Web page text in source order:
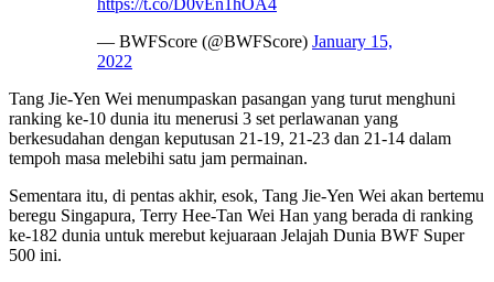
https://t.co/D0vEn1hOA4
— BWFScore (@BWFScore) January 15,
2022
Tang Jie-Yen Wei menumpaskan pasangan yang turut menghuni
ranking ke-10 dunia itu menerusi 3 set perlawanan yang
berkesudahan dengan keputusan 21-19, 21-23 dan 21-14 dalam
tempoh masa melebihi satu jam permainan.
Sementara itu, di pentas akhir, esok, Tang Jie-Yen Wei akan bertemu
beregu Singapura, Terry Hee-Tan Wei Han yang berada di ranking
ke-182 dunia untuk merebut kejuaraan Jelajah Dunia BWF Super
500 ini.